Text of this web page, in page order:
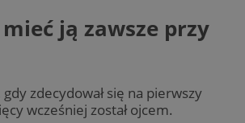
mieć ją zawsze przy
gdy zdecydował się na pierwszy
wcześniej został ojcem.